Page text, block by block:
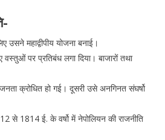
महाद्वीपीय योजना बनाई।
पर प्रतिबंध लगा दिया। बाजारों तथा
क्रोधित हो गई। दूसरी उसे अनगिनत संघर्षो
से 1814 ई. के वर्षो में नेपोलियन की राजनीति